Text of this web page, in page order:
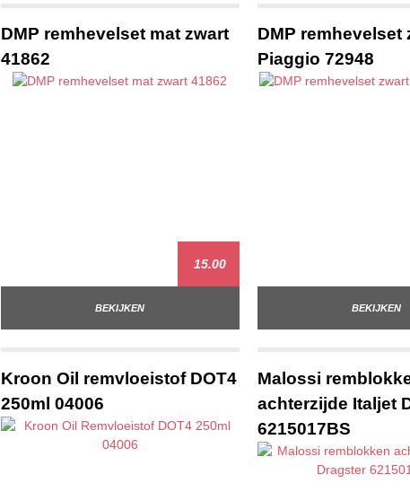
DMP remhevelset mat zwart
41862
15.00
BEKIJKEN
DMP remhevelset
Piaggio 72948
BEKIJKEN
Kroon Oil remvloeistof DOT4
250ml 04006
Malossi
achterzijde Italjet
6215017BS